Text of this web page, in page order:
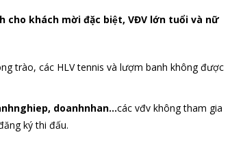
cho khách mời đặc biệt, VĐV lớn tuổi và nữ
trào, các HLV tennis và lượm banh không được
doanhnhan…các vđv không tham gia
ký thi đấu.